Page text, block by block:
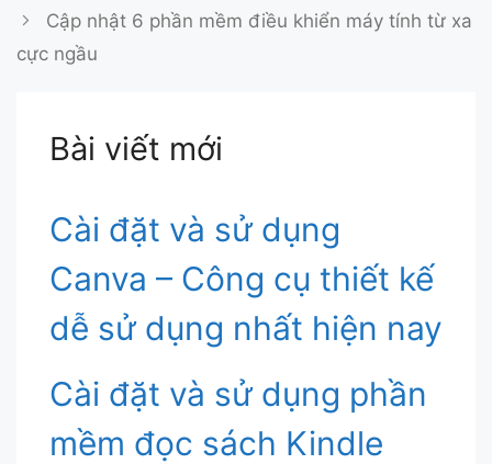
Cập nhật 6 phần mềm điều khiển máy tính từ xa
cực ngầu
Bài viết mới
Cài đặt và sử dụng
Canva – Công cụ thiết kế
dễ sử dụng nhất hiện nay
Cài đặt và sử dụng phần
mềm đọc sách Kindle